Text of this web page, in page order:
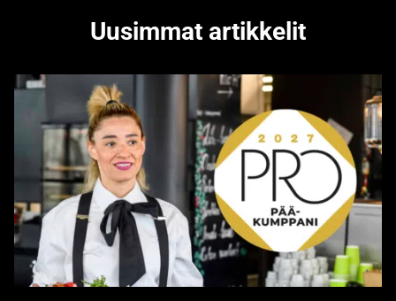
Uusimmat artikkelit